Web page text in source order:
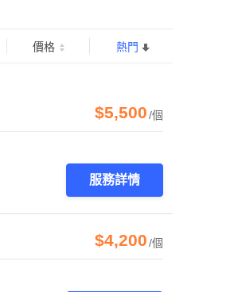
價格 熱門
$5,500/個
服務詳情
$4,200/個